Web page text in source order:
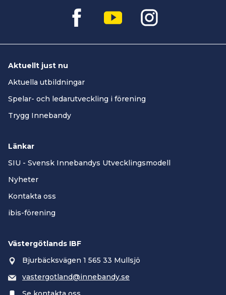
Aktuellt just nu
Aktuella utbildningar
Spelar- och ledarutveckling i förening
Trygg Innebandy
Länkar
SIU - Svensk Innebandys Utvecklingsmodell
Nyheter
Kontakta oss
ibis-förening
Västergötlands IBF
Bjurbäcksvägen 1 565 33 Mullsjö
vastergotland@innebandy.se